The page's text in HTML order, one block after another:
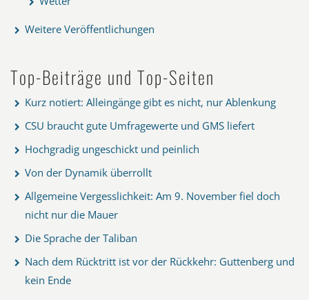
Weitere Veröffentlichungen
Top-Beiträge und Top-Seiten
Kurz notiert: Alleingänge gibt es nicht, nur Ablenkung
CSU braucht gute Umfragewerte und GMS liefert
Hochgradig ungeschickt und peinlich
Von der Dynamik überrollt
Allgemeine Vergesslichkeit: Am 9. November fiel doch
nicht nur die Mauer
Die Sprache der Taliban
Nach dem Rücktritt ist vor der Rückkehr: Guttenberg und
kein Ende